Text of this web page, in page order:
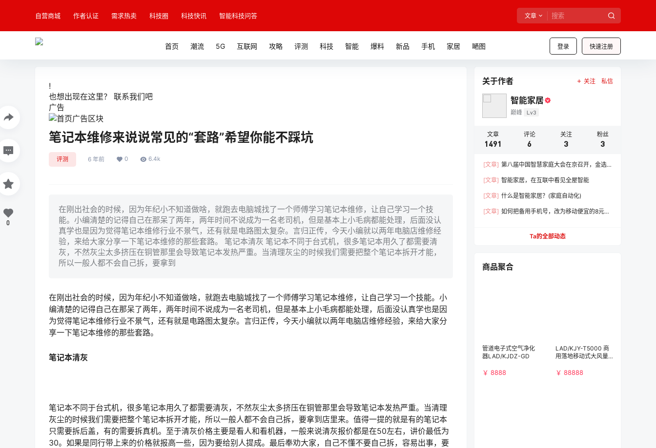
自营商城 作者认证 需求热卖 科技圈 科技快讯 智能科技问答 文章
登录 快速注册
首页 潮流 5G 互联网 攻略 评测 科技 智能 爆料 新品 手机 家居 嗮图
!
也想出现在这里？ 联系我们吧
广告
笔记本维修来说说常见的“套路”希望你能不踩坑
评测 6 年前 0 6.4k
在刚出社会的时候，因为年纪小不知道做啥，就跑去电脑城找了一个师傅学习笔记本维修，让自己学习一个技
能。小编清楚的记得自己在那呆了两年，两年时间不说成为一名老司机，但是基本上小毛病都能处理，后面没认
真学也是因为觉得笔记本维修行业不景气，还有就是电路图太复杂。言归正传，今天小编就以两年电脑店维修经
验，来给大家分享一下笔记本维修的那些套路。 笔记本清灰 笔记本不同于台式机，很多笔记本用久了都需要清
灰，不然灰尘太多挤压在铜管那里会导致笔记本发热严重。当清理灰尘的时候我们需要把整个笔记本拆开才能，
所以一般人都不会自己拆，要拿到
在刚出社会的时候，因为年纪小不知道做啥，就跑去电脑城找了一个师傅学习笔记本维修，让自己学习一个技能。小
编清楚的记得自己在那呆了两年，两年时间不说成为一名老司机，但是基本上小毛病都能处理，后面没认真学也是因
为觉得笔记本维修行业不景气，还有就是电路图太复杂。言归正传，今天小编就以两年电脑店维修经验，来给大家分
享一下笔记本维修的那些套路。
笔记本清灰
笔记本不同于台式机，很多笔记本用久了都需要清灰，不然灰尘太多挤压在铜管那里会导致笔记本发热严重。当清理
灰尘的时候我们需要把整个笔记本拆开才能，所以一般人都不会自己拆，要拿到店里来。值得一提的就是有的笔记本
只需要拆后盖，有的需要拆真机。至于清灰价格主要是看人和看机器，一般来说清灰报价都是在50左右，讲价最低为
30。如果是同行带上来的价格就报高一些，因为要给别人提成。最后奉劝大家，自己不懂不要自己拆，容易出事，要
0
关于作者 关注 私信
智能家居
巅峰 Lv3
文章
1491
评论
6
关注
3
粉丝
3
[文章] 第八届中国智慧家庭大会在京召开，金选
[文章] 智能家居，在互联中看见全屋智能
[文章] 什么是智能家居？(家庭自动化)
[文章] 如何把备用手机号，改为移动便宜的8元套
Ta的全部动态
商品聚合
管道电子式空气净化
器LAD/KJDZ-GD
￥ 8888
LAD/KJY-T5000 商
用落地移动式大风量
￥ 88888